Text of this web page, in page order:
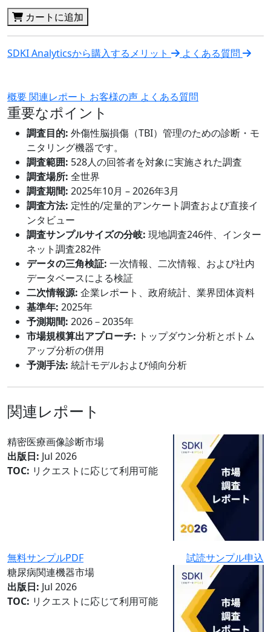
カートに追加
SDKI Analyticsから購入するメリット よくある質問
概要関連レポート お客様の声 よくある質問
重要なポイント
調査目的: 外傷性脳損傷（TBI）管理のための診断・モ
ニタリング機器です。
調査範囲: 528人の回答者を対象に実施された調査
調査場所: 全世界
調査期間: 2025年10月 – 2026年3月
調査方法: 定性的/定量的アンケート調査および直接イ
ンタビュー
調査サンプルサイズの分岐: 現地調査246件、インター
ネット調査282件
データの三角検証: 一次情報、二次情報、および社内
データベースによる検証
二次情報源: 企業レポート、政府統計、業界団体資料
基準年: 2025年
予測期間: 2026－2035年
市場規模算出アプローチ: トップダウン分析とボトム
アップ分析の併用
予測手法: 統計モデルおよび傾向分析
関連レポート
精密医療画像診断市場
出版日: Jul 2026
TOC: リクエストに応じて利用可能
無料サンプルPDF
試読サンプル申込
糖尿病関連機器市場
出版日: Jul 2026
TOC: リクエストに応じて利用可能